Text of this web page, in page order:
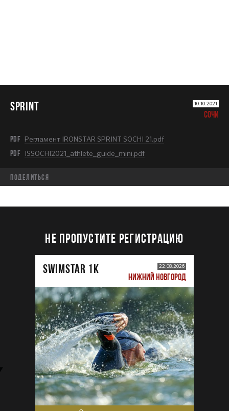
SPRINT 10.10.2021
СОЧИ
PDF Регламент IRONSTAR SPRINT SOCHI 21.pdf
PDF ISSOCHI2021_athlete_guide_mini.pdf
Поделиться
НЕ ПРОПУСТИТЕ РЕГИСТРАЦИЮ
SWIMSTAR 1K 22.08.2026
НИЖНИЙ НОВГОРОД